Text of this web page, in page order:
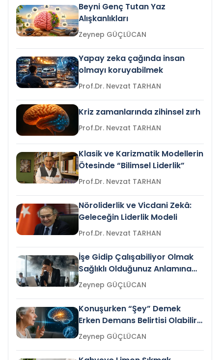
Beyni Genç Tutan Yaz
Alışkanlıkları
Zeynep GÜÇLÜCAN
Yapay zeka çağında insan
olmayı koruyabilmek
Prof.Dr. Nevzat TARHAN
Kriz zamanlarında zihinsel zırh
Prof.Dr. Nevzat TARHAN
Klasik ve Karizmatik Modellerin
Ötesinde “Bilimsel Liderlik”
Prof.Dr. Nevzat TARHAN
Nöroliderlik ve Vicdani Zekâ:
Geleceğin Liderlik Modeli
Prof.Dr. Nevzat TARHAN
İşe Gidip Çalışabiliyor Olmak
Sağlıklı Olduğunuz Anlamına
Gelir mi?Zeynep GÜÇLÜCAN
Konuşurken “Şey” Demek
Erken Demans Belirtisi Olabilir
mi?
Zeynep GÜÇLÜCAN